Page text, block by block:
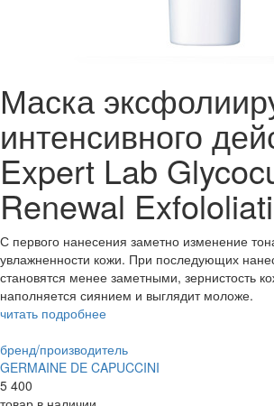
Маска
интенсивного
Expert Lab
Renewal
С первого нанесения заметно изменение
увлажненности кожи. При последующих
становятся менее заметными, зернистость
наполняется сиянием и выглядит моложе.
читать подробнее
бренд/производитель
GERMAINE DE CAPUCCINI
5 400